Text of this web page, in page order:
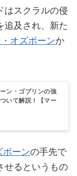
はスクラルの侵
追及され、新た
オズボーンか
ン・ゴブリンの強
いて解説！【マー
ボーンの手先で
せるというもの